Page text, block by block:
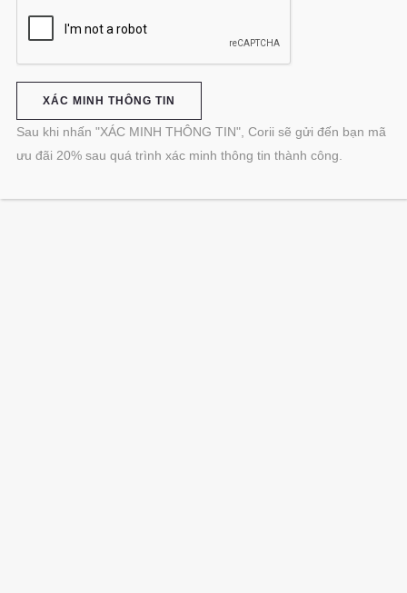
Sau khi nhấn "XÁC MINH THÔNG TIN", Corii sẽ gửi đến bạn mã
ưu đãi 20% sau quá trình xác minh thông tin thành công.